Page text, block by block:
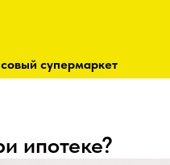
супермаркет
ипотеке?